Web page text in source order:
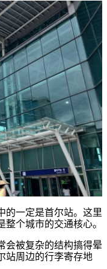
的一定是首尔站。这里
个城市的交通核心。
会被复杂的结构搞得晕
站周边的行李寄存地